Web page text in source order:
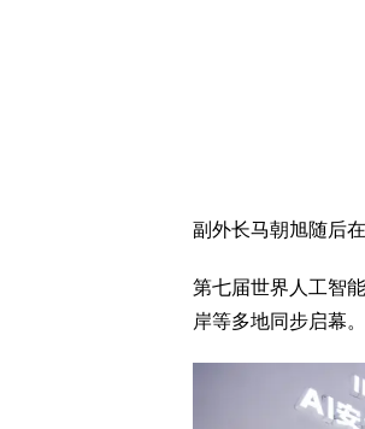
副外长马朝旭随后
第七届世界人工智
岸等多地同步启幕。